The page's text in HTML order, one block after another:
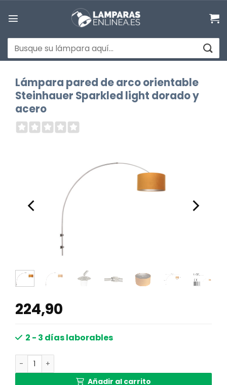
Buscar
por:
Lámpara pared de arco orientable
Steinhauer Sparkled light dorado y
acero
224,90
2 - 3 días laborables
Lámpara pared de arco orientable Steinhauer
Añadir al carrito